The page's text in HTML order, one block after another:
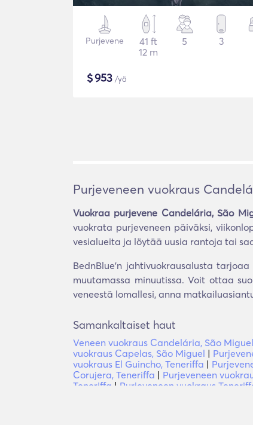
Purjevene
41 ft
12 m
5 3
$953 /yö
Purjeveneen vuokraus
Vuokraa purjevene Candelária, São
vuokrata purjeveneen päiväksi,
vesialueita ja löytää uusia rantoja tai
BednBlue'n jahtivuokrausalusta
muutamassa minuutissa. Voit ottaa
veneestä lomallesi, anna
Samankaltaiset haut
Veneen vuokraus Candelária, São Miguel
vuokraus Capelas, São Miguel |
vuokraus El Guincho, Teneriffa |
Corujera, Teneriffa | Purjeveneen
Teneriffa | Purjeveneen vuokraus